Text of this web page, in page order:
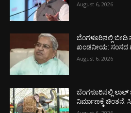
August 6, 2026
ಬೆಂಗಳೂರಿನಲ್ಲಿ ಬೀದಿ
ಖಂಡನೀಯ: ಸಂಸದ
August 6, 2026
ಬೆಂಗಳೂರಿನಲ್ಲಿ ಲಾಲ್
ನಿರ್ಮಾಣಕ್ಕೆ ಚಿಂತನೆ: